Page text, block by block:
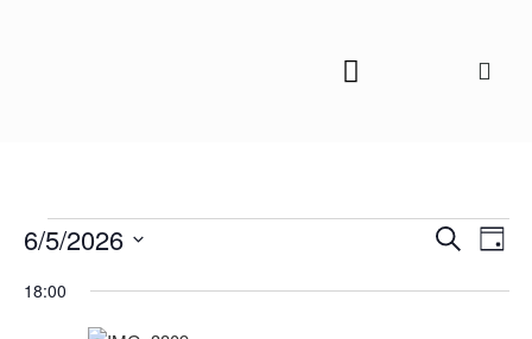
und
SucheTag
6/5/2026
wählen.
18:00